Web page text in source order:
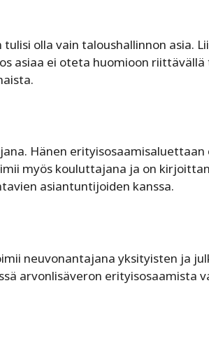
olla vain taloushallinnon asia.
asiaa ei oteta huomioon
Hänen
myös kouluttajana ja on
asiantuntijoiden kanssa.
neuvonantajana yksityisten ja
arvonlisäveron erityisosaamista